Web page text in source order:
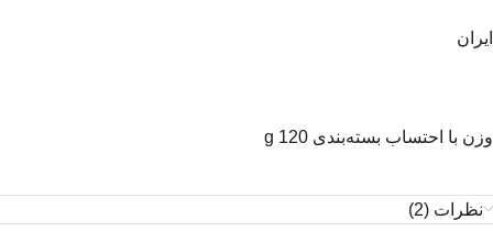
ایران
وزن با احتساب بسته‌بندی 120 g
نظرات (2)